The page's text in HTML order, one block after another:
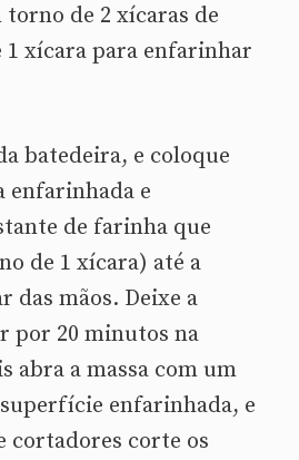
de 2 xícaras de
xícara para enfarinhar
batedeira, e coloque
enfarinhada e
de farinha que
de 1 xícara) até a
das mãos. Deixe a
por 20 minutos na
abra a massa com um
enfarinhada, e
cortadores corte os